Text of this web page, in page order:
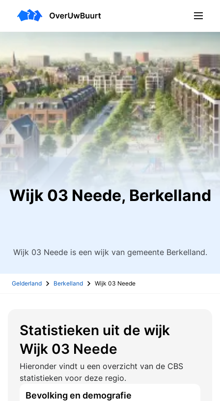
Wijk 03 Neede, Berkelland
Wijk 03 Neede is een wijk van gemeente Berkelland.
Gelderland Berkelland Wijk 03 Neede
Statistieken uit de wijk
Wijk 03 Neede
Hieronder vindt u een overzicht van de CBS
statistieken voor deze regio.
Bevolking en demografie